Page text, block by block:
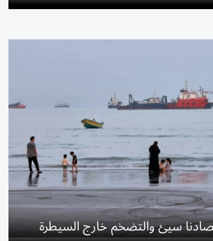
سيئ والتضخم خارج السيطرة